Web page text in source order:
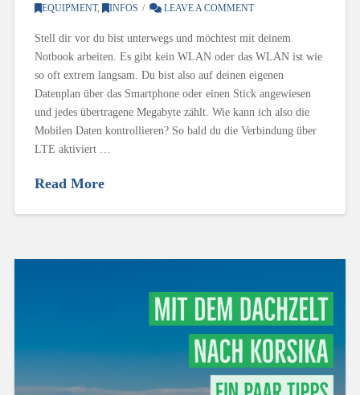
EQUIPMENT, INFOS LEAVE A COMMENT
Stell dir vor du bist unterwegs und möchtest mit deinem
Notbook arbeiten. Es gibt kein WLAN oder das WLAN ist wie
so oft extrem langsam. Du bist also auf deinen eigenen
Datenplan über das Smartphone oder einen Stick angewiesen
und jedes übertragene Megabyte zählt. Wie kann ich also die
Mobilen Daten kontrollieren? So bald du die Verbindung über
LTE aktiviert …
Read More